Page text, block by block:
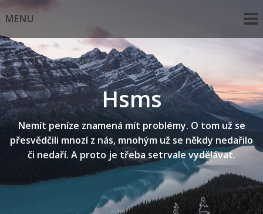
Skip
toMENU
Hsms
Nemít peníze znamená mít problémy. O tom už se
přesvědčili mnozí z nás, mnohým už se někdy nedařilo
či nedaří. A proto je třeba setrvale vydělávat.